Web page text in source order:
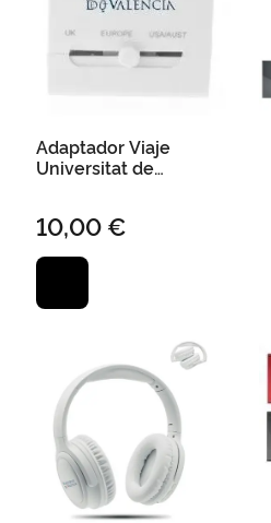
Adaptador Viaje
Universitat de
10,00 €